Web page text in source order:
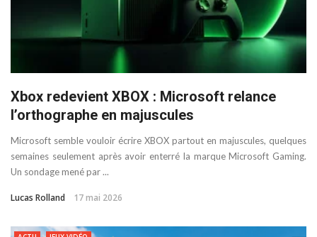
Xbox redevient XBOX : Microsoft relance
l’orthographe en majuscules
Microsoft semble vouloir écrire XBOX partout en majuscules, quelques
semaines seulement après avoir enterré la marque Microsoft Gaming.
Un sondage mené par ...
Lucas Rolland 17 mai 2026